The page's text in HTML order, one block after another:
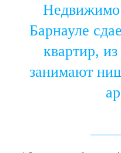
Барнауле
квартир,
занимают